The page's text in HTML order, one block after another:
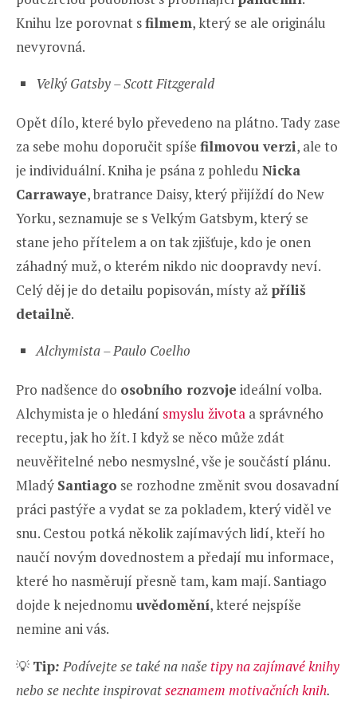
Knihu lze porovnat sfilmem, který se ale originálu
nevyrovná.
Velký Gatsby – Scott Fitzgerald
Opět dílo, které bylo převedeno na plátno. Tady zase
za sebe mohu doporučit spíše filmovou verzi, ale to
je individuální. Kniha je psána z pohledu Nicka
Carrawaye, bratrance Daisy, který přijíždí do New
Yorku, seznamuje se s Velkým Gatsbym, který se
stane jeho přítelem a on tak zjišťuje, kdo je onen
záhadný muž, o kterém nikdo nic doopravdy neví.
Celý děj je do detailu popisován, místy až příliš
detailně.
Alchymista – Paulo Coelho
Pro nadšence do osobního rozvoje ideální volba.
Alchymista je o hledání smyslu života a správného
receptu, jak ho žít. I když se něco může zdát
neuvěřitelné nebo nesmyslné, vše je součástí plánu.
Mladý Santiago se rozhodne změnit svou dosavadní
práci pastýře a vydat se za pokladem, který viděl ve
snu. Cestou potká několik zajímavých lidí, kteří ho
naučí novým dovednostem a předají mu informace,
které ho nasměrují přesně tam, kam mají. Santiago
dojde k nejednomu uvědomění, které nejspíše
nemine ani vás.
💡 Tip:Podívejte se také na naše tipy na zajímavé knihy
nebo se nechte inspirovatseznamem motivačních knih.